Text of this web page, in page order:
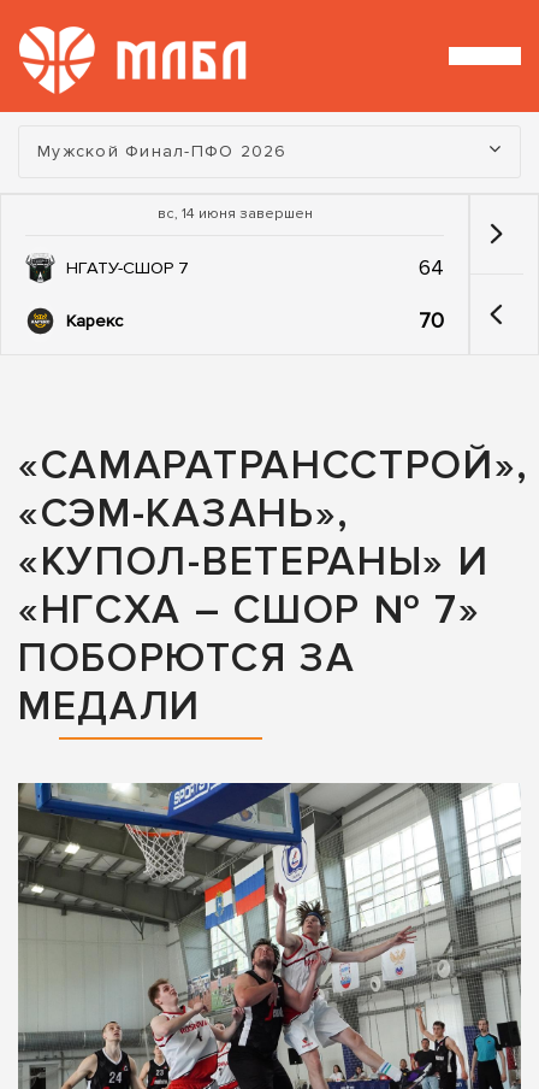
Турнир:
Мужской Финал-ПФО 2026
вс, 14 июня завершен
НГАТУ-СШОР 7 64
Карекс 70
«САМАРАТРАНССТРОЙ»,
«СЭМ-КАЗАНЬ»,
«КУПОЛ-ВЕТЕРАНЫ» И
«НГСХА – СШОР № 7»
ПОБОРЮТСЯ ЗА
МЕДАЛИ